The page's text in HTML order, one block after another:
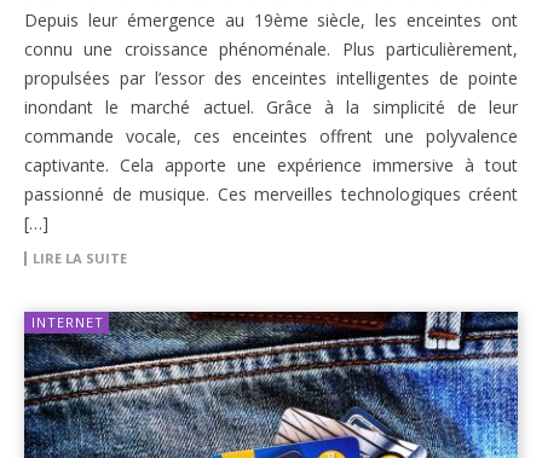
Depuis leur émergence au 19ème siècle, les enceintes ont
connu une croissance phénoménale. Plus particulièrement,
propulsées par l’essor des enceintes intelligentes de pointe
inondant le marché actuel. Grâce à la simplicité de leur
commande vocale, ces enceintes offrent une polyvalence
captivante. Cela apporte une expérience immersive à tout
passionné de musique. Ces merveilles technologiques créent
[…]
LIRE LA SUITE
INTERNET